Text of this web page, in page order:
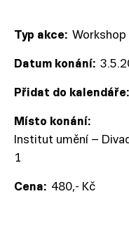
Typ akce: Workshop
Datum konání:
Přidat do kalendáře:
Místo konání:
Institut umění –
1
Cena: 480,- Kč